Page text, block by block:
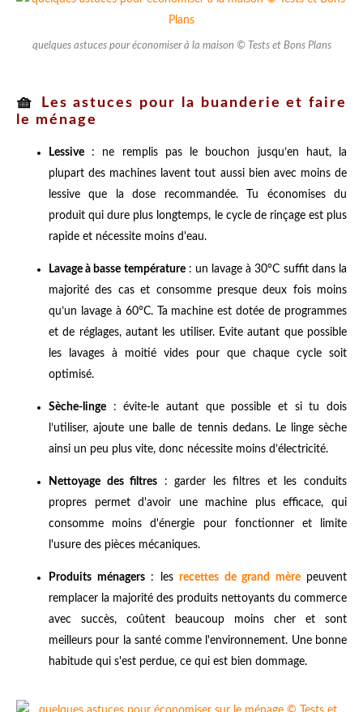
quelques astuces pour économiser à la maison © Tests et Bons Plans
🧺
Les astuces pour la buanderie et faire
le ménage
Lessive : ne remplis pas le bouchon jusqu’en haut, la
plupart des machines lavent tout aussi bien avec moins de
lessive que la dose recommandée. Tu économises du
produit qui dure plus longtemps, le cycle de rinçage est plus
rapide et nécessite moins d'eau.
Lavage à basse température: un lavage à 30°C suffit dans la
majorité des cas et consomme presque deux fois moins
qu’un lavage à 60°C. Ta machine est dotée de programmes
et de réglages, autant les utiliser. Evite autant que possible
les lavages à moitié vides pour que chaque cycle soit
optimisé.
Sèche-linge : évite-le autant que possible et si tu dois
l’utiliser, ajoute une balle de tennis dedans. Le linge sèche
ainsi un peu plus vite, donc nécessite moins d’électricité.
Nettoyage des filtres : garder les filtres et les conduits
propres permet d'avoir une machine plus efficace, qui
consomme moins d'énergie pour fonctionner et limite
l'usure des pièces mécaniques.
Produits ménagers: les recettes de grand mèrepeuvent
remplacer la majorité des produits nettoyants du commerce
avec succès, coûtent beaucoup moins cher et sont
meilleurs pour la santé comme l'environnement. Une bonne
habitude qui s'est perdue, ce qui est bien dommage.